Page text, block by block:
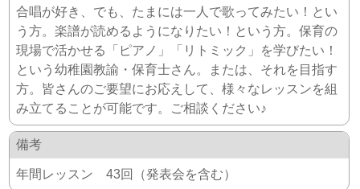
合唱が好き、でも、たまには一人で歌ってみたい！とい
う方。楽譜が読めるようになりたい！という方。保育の
現場で活かせる「ピアノ」「リトミック」を学びたい！
という幼稚園教諭・保育士さん。または、それを目指す
方。皆さんのご要望にお応えして、様々なレッスンを組
み立てることが可能です。ご相談ください♪
備考
年間レッスン 43回（発表会を含む）